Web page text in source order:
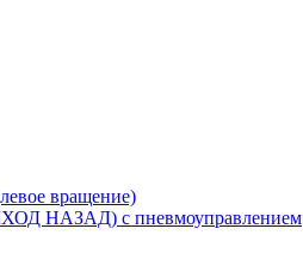
вращение)
НАЗАД) с пневмоуправлением